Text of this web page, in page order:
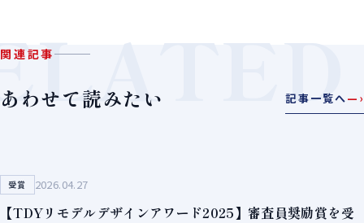
関連記事
あわせて読みたい 記事一覧へ—›
受賞 2026.04.27
【TDYリモデルデザインアワード2025】審査員奨励賞を受